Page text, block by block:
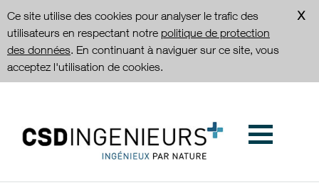
Ce site utilise des cookies pour analyser le trafic des
utilisateurs en respectant notre politique de protection
des données. En continuant à naviguer sur ce site, vous
acceptez l'utilisation de cookies.